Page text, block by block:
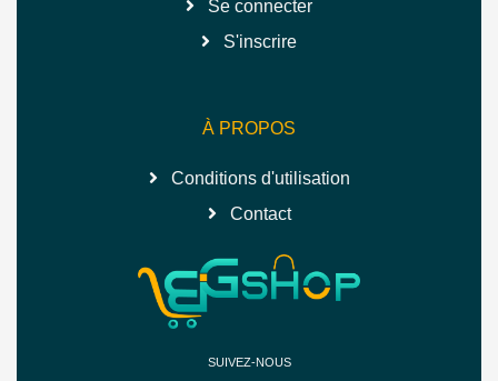
Se connecter
S'inscrire
À PROPOS
Conditions d'utilisation
Contact
SUIVEZ-NOUS